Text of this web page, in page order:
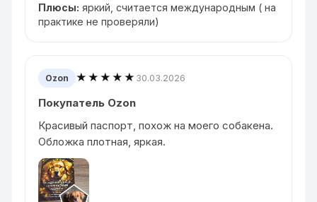
Плюсы: яркий, считается международным ( на
практике не проверяли)
Ozon ★★★★★ 30.03.2026
Покупатель Ozon
Красивый паспорт, похож на моего собакена.
Обложка плотная, яркая.